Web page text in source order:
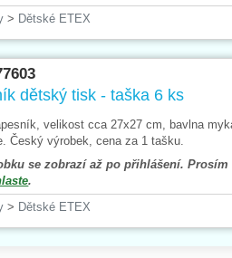
> Dětské ETEX
dětský tisk - taška 6 ks
velikost cca 27x27 cm, bavlna
Český výrobek, cena za 1 tašku.
se zobrazí až po přihlášení. Prosím
.
> Dětské ETEX